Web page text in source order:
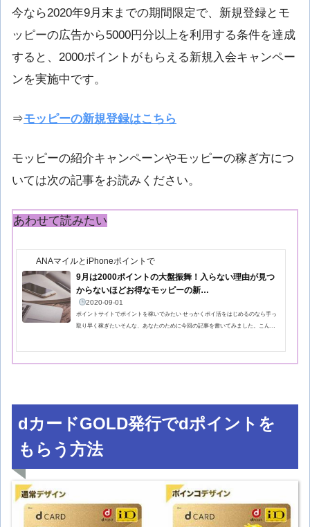
今なら2020年9月末までの期間限定で、新規登録とモ
ッピーの広告から5000円分以上を利用する条件を達成
すると、2000ポイントがもらえる新規入会キャンペー
ンを実施中です。
⇒モッピーの新規登録はこちら
モッピーの紹介キャンペーンやモッピーの稼ぎ方につ
いては次の記事をお読みください。
あわせて読みたい
ANAマイルとiPhoneポイントで
9月は2000ポイントの大盤振舞！入らない理由が見つ
からないほどお得なモッピーの新…
2020-09-01
ポイントサイトでポイントを稼いでみたい せっかくポイ活をはじめるのなら手っ
取り早く稼ぎたいそんな、あなたのために今回の記事を書いてみました。こんに
dカードGOLD発行でdポイントを
もらう方法